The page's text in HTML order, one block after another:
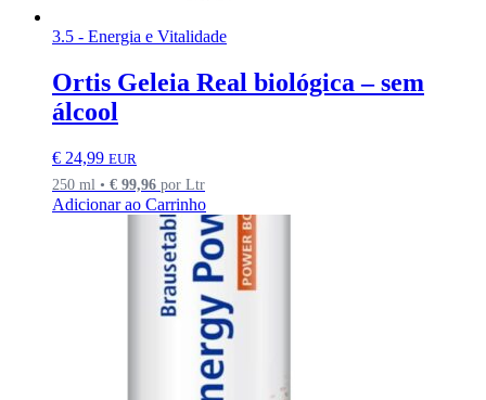
3.5 - Energia e Vitalidade
Ortis Geleia Real biológica – sem
álcool
€ 24,99 EUR
250 ml • € 99,96 por Ltr
Adicionar ao Carrinho